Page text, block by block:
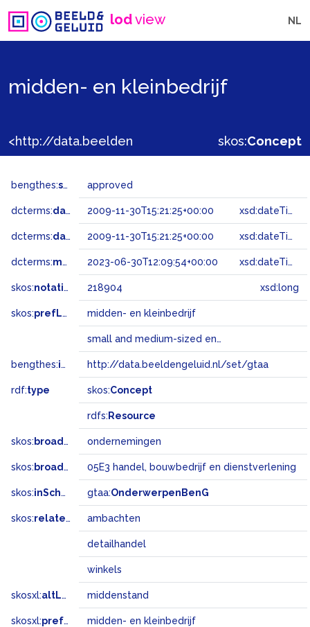
lodview NL
midden- en kleinbedrijf
skos:Concept
bengthes:status approved
dcterms:dateAccepted 2009-11-30T15:21:25+00:00 xsd:dateTime
dcterms:dateSubmitted 2009-11-30T15:21:25+00:00 xsd:dateTime
dcterms:modified 2023-06-30T12:09:54+00:00 xsd:dateTime
skos:notation 218904 xsd:long
skos:prefLabel midden- en kleinbedrijf
small and medium-sized enterprises @en
bengthes:inSet http://data.beeldengeluid.nl/set/gtaa
rdf:type skos:Concept
rdfs: Resource
skos: broader ondernemingen
skos: broadMatch 05E3 handel, bouwbedrijf en dienstverlening
skos:inScheme gtaa:OnderwerpenBenG
skos:related ambachten
detailhandel
winkels
skosxl:altLabel middenstand
skosxl:prefLabel midden- en kleinbedrijf